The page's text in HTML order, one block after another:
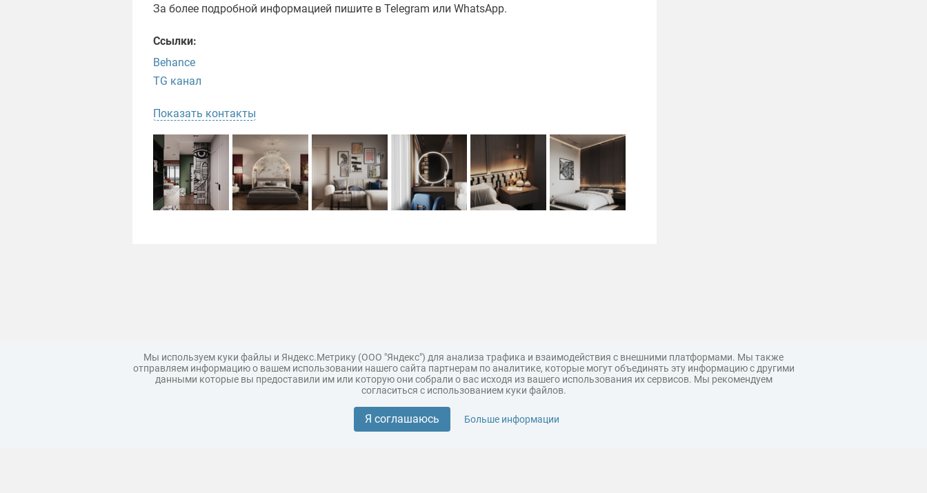
За более подробной информацией пишите в Telegram или WhatsApp.
Ссылки:
Behance
TG канал
Показать контакты
Поддержка Царь 3D горы Мастер полигона
Топ модель
Мы используем куки файлы и Яндекс.Метрику (ООО "Яндекс") для анализа трафика и взаимодействия с внешними платформами. Мы также
отправляем информацию о вашем использовании нашего сайта партнерам по аналитике, которые могут объединять эту информацию с другими
данными которые вы предоставили им или которую они собрали о вас исходя из вашего использования их сервисов. Мы рекомендуем
согласиться с использованием куки файлов.
Я соглашаюсь Больше информации